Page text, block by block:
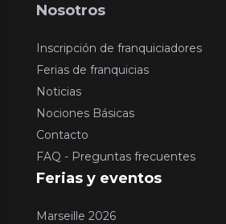
Nosotros
Inscripción de franquiciadores
Ferias de franquicias
Noticias
Nociones Básicas
Contacto
FAQ - Preguntas frecuentes
Ferias y eventos
Marseille 2026